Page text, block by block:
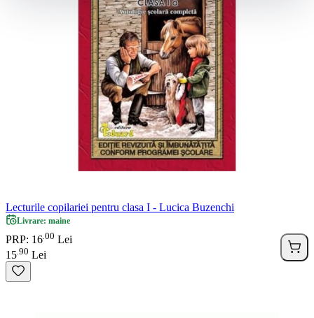
Lecturile copilariei pentru clasa I - Lucica Buzenchi
Livrare: maine
PRP: 16 00 Lei
15 90 Lei